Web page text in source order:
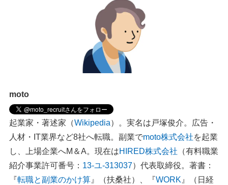
moto
起業家・著述家（Wikipedia）。実名は戸塚俊介。広告・
人材・IT業界など8社へ転職。副業でmoto株式会社を起業
し、上場企業へM＆A。現在はHIRED株式会社 （有料職業
紹介事業許可番号： 13-ユ-313037）代表取締役。著書：
『転職と副業のかけ算 』（扶桑社）、『WORK 』（日経